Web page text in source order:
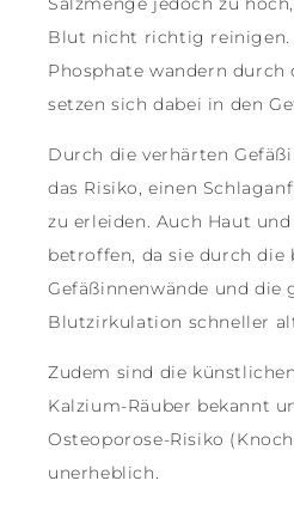
Blut nicht richtig reinigen.
Phosphate wandern durch
setzen sich dabei in den
Durch die verhärten
das Risiko, einen
zu erleiden. Auch Haut
betroffen, da sie durch die
Gefäßinnenwände und die
Blutzirkulation schneller
Zudem sind die
Kalzium-Räuber bekannt
Osteoporose-Risiko
unerheblich.